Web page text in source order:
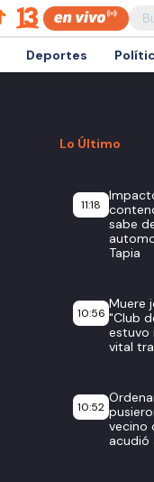
Deportes
Lo Último
11:18
sabe
Tapia
10:56
Muere
"Club
estuvo
vital
10:52
vecino
acudió